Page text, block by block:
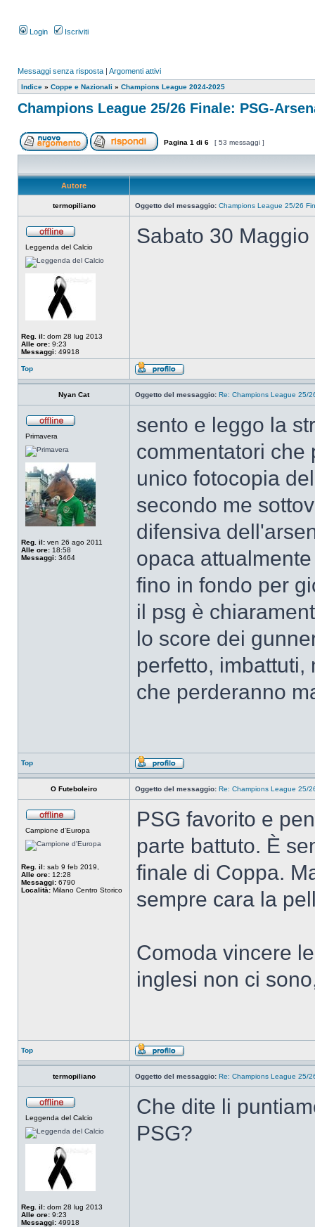
Login Iscriviti
Messaggi senza risposta | Argomenti attivi
Indice » Coppe e Nazionali » Champions League 2024-2025
Champions League 25/26 Finale: PSG-
Pagina 1 di 6 [ 53 messaggi ]
Autore
termopiliano Oggetto del messaggio: Champions League 25/26
Leggenda del Calcio
Reg. il: dom 28 lug 2013
Alle ore: 9:23
Messaggi: 49918
Sabato 30
Top
Nyan Cat Oggetto del messaggio: Re: Champions League 25/
Primavera
Reg. il: ven 26 ago 2011
Alle ore: 18:58
Messaggi: 3464
sento e leggo la
commentatori che
unico fotocopia
secondo me
difensiva
opaca
fino in fondo per
il psg è
lo score dei
perfetto,
che perderanno
Top
O Futeboleiro Oggetto del messaggio: Re: Champions League 25/
Campione d'Europa
Reg. il: sab 9 feb 2019,
Alle ore: 12:28
Messaggi: 6790
Località: Milano Centro Storico
PSG favorito e
parte battuto. È
finale di Coppa.
sempre cara la
Comoda vincere
inglesi non ci
Top
termopiliano Oggetto del messaggio: Re: Champions League 25/
Leggenda del Calcio
Reg. il: dom 28 lug 2013
Alle ore: 9:23
Messaggi: 49918
Che dite li
PSG?